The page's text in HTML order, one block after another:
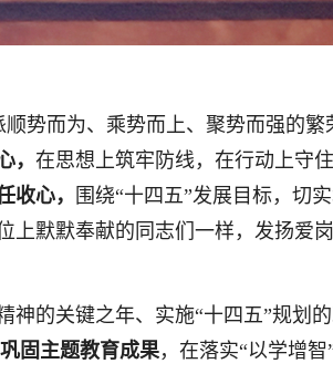
势而为、乘势而上、聚势而强的
， 在思想上筑牢防线，在行动上守
收心，
围绕“十四五”发展目标，切
上默默奉献的同志们一样，发扬爱
神的关键之年、实施“十四五”规划
巩固主题教育成果，在落实“以学增